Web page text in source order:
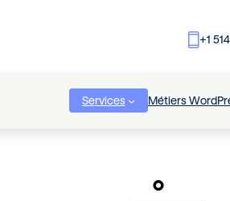
+1
Services Métiers